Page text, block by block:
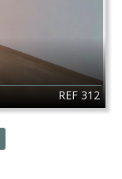
REF 312